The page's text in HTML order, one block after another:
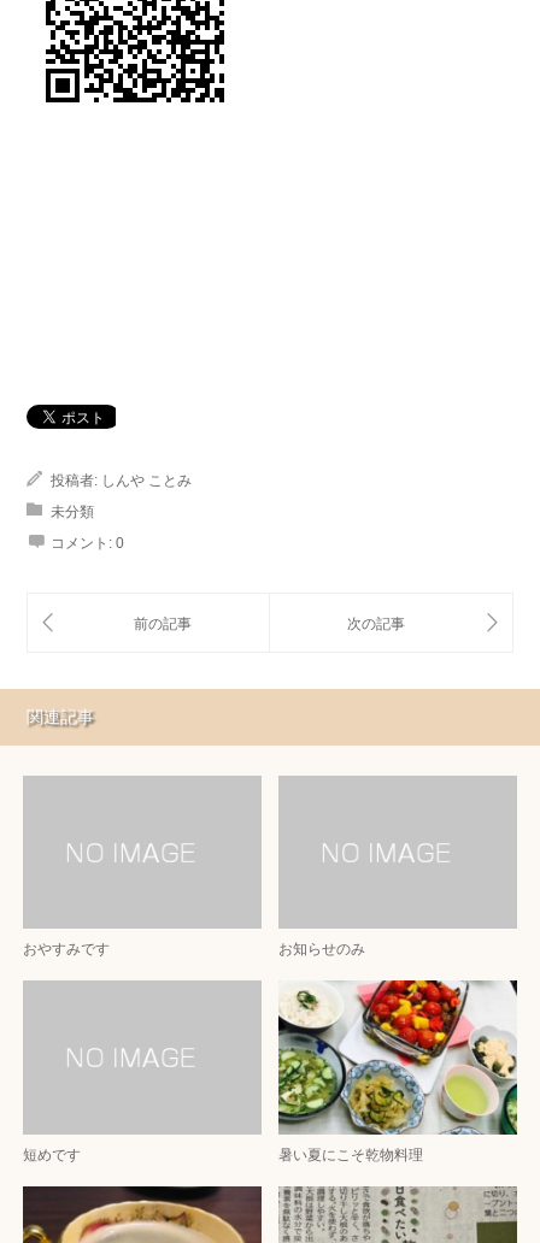
投稿者: しんや ことみ
未分類
コメント: 0
関連記事
おやすみです お知らせのみ
短めです 暑い夏にこそ乾物料理